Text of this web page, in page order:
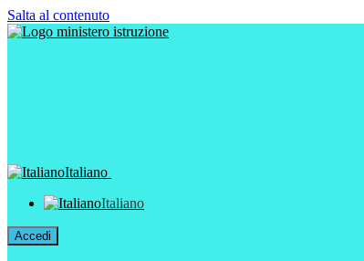
Salta al contenuto
Italiano
Italiano
Accedi